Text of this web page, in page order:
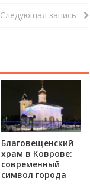
Следующая запись
Благовещенский
храм в Коврове:
современный
символ города